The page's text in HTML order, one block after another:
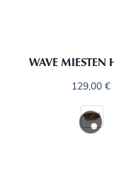
WAVE MIESTEN
129,00 €